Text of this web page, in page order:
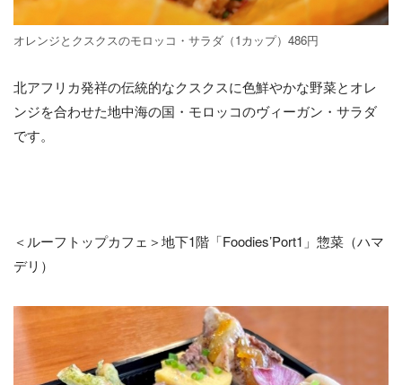
オレンジとクスクスのモロッコ・サラダ（1カップ）486円
北アフリカ発祥の伝統的なクスクスに色鮮やかな野菜とオレ
ンジを合わせた地中海の国・モロッコのヴィーガン・サラダ
です。
＜ルーフトップカフェ＞地下1階「Foodies’Port1」惣菜（ハマ
デリ）